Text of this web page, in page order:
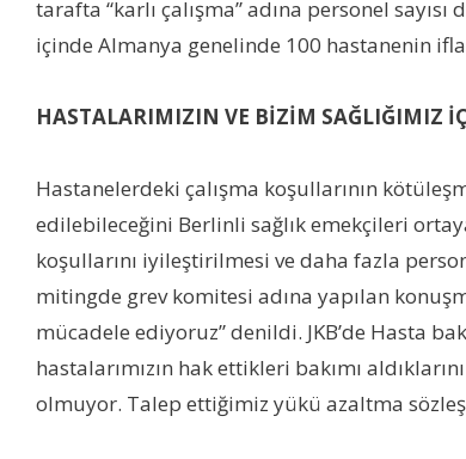
tarafta “karlı çalışma” adına personel
içinde Almanya genelinde 100 hastanenin
HASTALARIMIZIN VE BİZİM SAĞLIĞIMIZ
Hastanelerdeki çalışma koşullarının
edilebileceğini Berlinli sağlık emekçileri
koşullarını iyileştirilmesi ve daha fazla
mitingde grev komitesi adına yapılan
mücadele ediyoruz” denildi. JKB’de Hasta
hastalarımızın hak ettikleri bakımı
olmuyor. Talep ettiğimiz yükü azaltma